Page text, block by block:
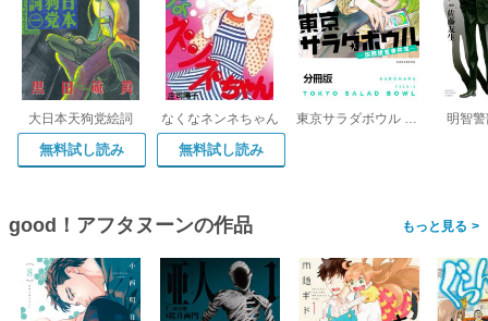
大日本天狗党絵詞
無料試し読み
なくなネンネちゃん
無料試し読み
東京サラダボウル ー国際捜査事件簿ー 分冊版 明智
good！アフタヌーンの作品 >